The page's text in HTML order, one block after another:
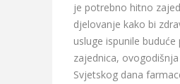
je potrebno hitno
djelovanje kako bi
usluge ispunile buduće
zajednica,
Svjetskog dana